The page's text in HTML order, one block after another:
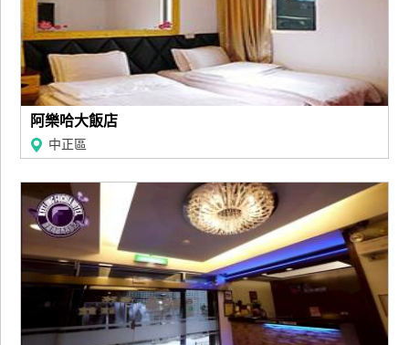
阿樂哈大飯店
中正區